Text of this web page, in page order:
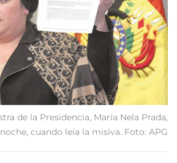
de la Presidencia, María Nela Prada,
cuando leía la misiva. Foto: APG